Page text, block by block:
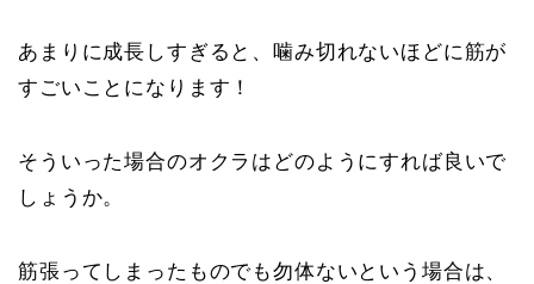
あまりに成長しすぎると、噛み切れないほどに筋が
すごいことになります！
そういった場合のオクラはどのようにすれば良いで
しょうか。
筋張ってしまったものでも勿体ないという場合は、